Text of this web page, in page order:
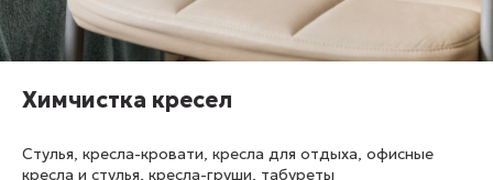
Химчистка кресел
Стулья, кресла-кровати, кресла для отдыха, офисные
кресла и стулья, кресла-груши, табуреты